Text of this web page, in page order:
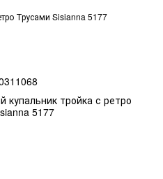
Трусами Sisianna 5177
купальник тройка с ретро
5177